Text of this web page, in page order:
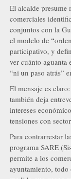
El alcalde presume
comerciales
conjuntos con la
el modelo de
participativo, y
ver cuánto aguanta
“ni un paso atrás”
El mensaje es
también deja
intereses
tensiones con
Para contrarrestar
programa SARE
permite a los
ayuntamiento, todo